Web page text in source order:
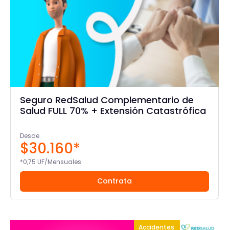
Seguro RedSalud Complementario de
Salud FULL 70% + Extensión Catastrófica
Desde
$30.160*
*0,75 UF/Mensuales
Contrata
Accidentes